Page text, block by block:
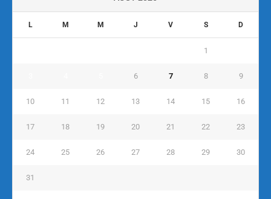
L M M J V S D
1
6 7 8 9
10 11 12 13 14 15 16
17 18 19 20 21 22 23
24 25 26 27 28 29 30
31